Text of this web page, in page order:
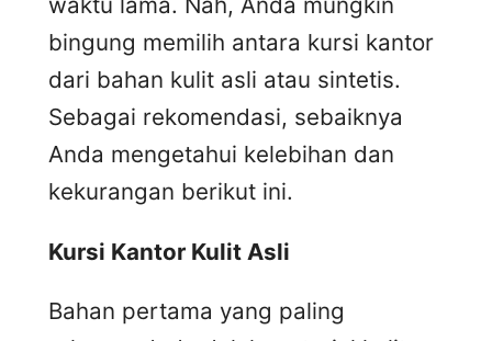
bingung memilih antara kursi kantor
dari bahan kulit asli atau sintetis.
Sebagai rekomendasi, sebaiknya
Anda mengetahui kelebihan dan
kekurangan berikut ini.
Kursi Kantor Kulit Asli
Bahan pertama yang paling